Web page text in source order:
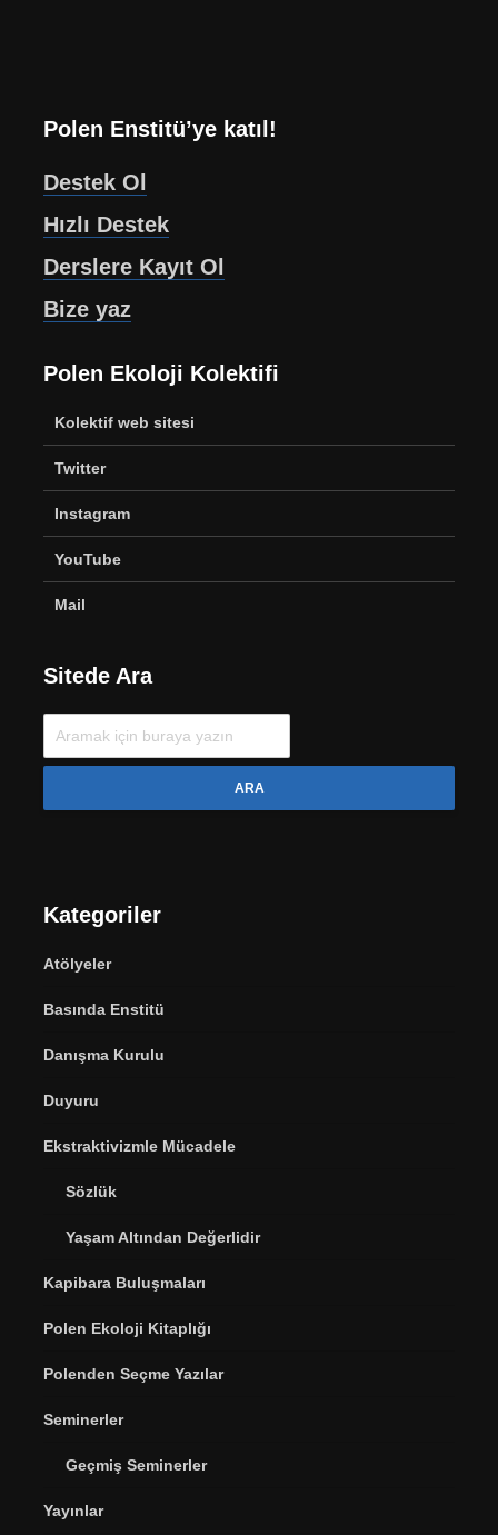
Polen Enstitü’ye katıl!
Destek Ol
Hızlı Destek
Derslere Kayıt Ol
Bize yaz
Polen Ekoloji Kolektifi
Kolektif web sitesi
Twitter
Instagram
YouTube
Mail
Sitede Ara
ARA
Kategoriler
Atölyeler
Basında Enstitü
Danışma Kurulu
Duyuru
Ekstraktivizmle Mücadele
Sözlük
Yaşam Altından Değerlidir
Kapibara Buluşmaları
Polen Ekoloji Kitaplığı
Polenden Seçme Yazılar
Seminerler
Geçmiş Seminerler
Yayınlar